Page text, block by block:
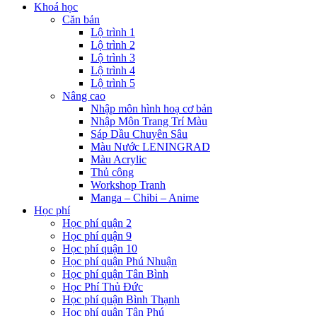
Khoá học
Căn bản
Lộ trình 1
Lộ trình 2
Lộ trình 3
Lộ trình 4
Lộ trình 5
Nâng cao
Nhập môn hình hoạ cơ bản
Nhập Môn Trang Trí Màu
Sáp Dầu Chuyên Sâu
Màu Nước LENINGRAD
Màu Acrylic
Thủ công
Workshop Tranh
Manga – Chibi – Anime
Học phí
Học phí quận 2
Học phí quận 9
Học phí quận 10
Học phí quận Phú Nhuận
Học phí quận Tân Bình
Học Phí Thủ Đức
Học phí quận Bình Thạnh
Học phí quận Tân Phú